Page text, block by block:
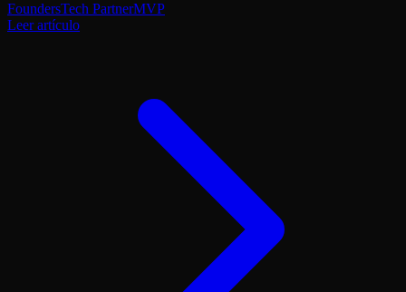
FoundersTech PartnerMVP
Leer artículo